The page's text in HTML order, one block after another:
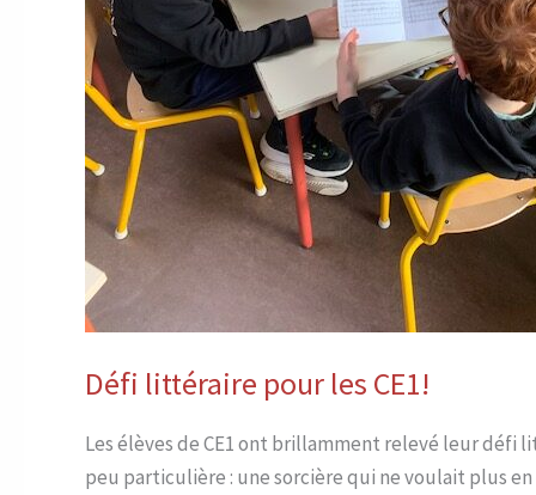
Défi littéraire pour les CE1!
Les élèves de CE1 ont brillamment relevé leur défi
peu particulière : une sorcière qui ne voulait plus